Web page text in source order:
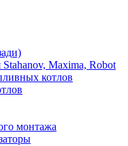
Maxima, Robot
котлов
монтажа